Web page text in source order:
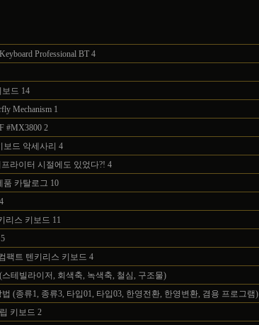
Professional BT 4
보드 14
Mechanism 1
#MX3800 2
보드 악세사리 4
라이터 시절에도 있었다?! 4
품 카탈로그 10
4
리스 키보드 11
5
팩트 텐키리스 키보드 4
테빌라이저, 회색축, 녹색축, 철심, 구조물)
(종류1, 종류3, 타입01, 타입03, 한영전환, 한영변환, 겸용 프로그램)
키보드 2